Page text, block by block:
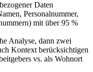
Daten
Personalnummer,
mit über 95 %
Analyse, dann zwei
Kontext berücksichtigen
vs. als Wohnort